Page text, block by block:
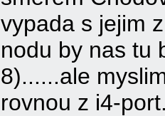
vypada s jejim
nodu by nas tu
8)......ale
rovnou z i4-